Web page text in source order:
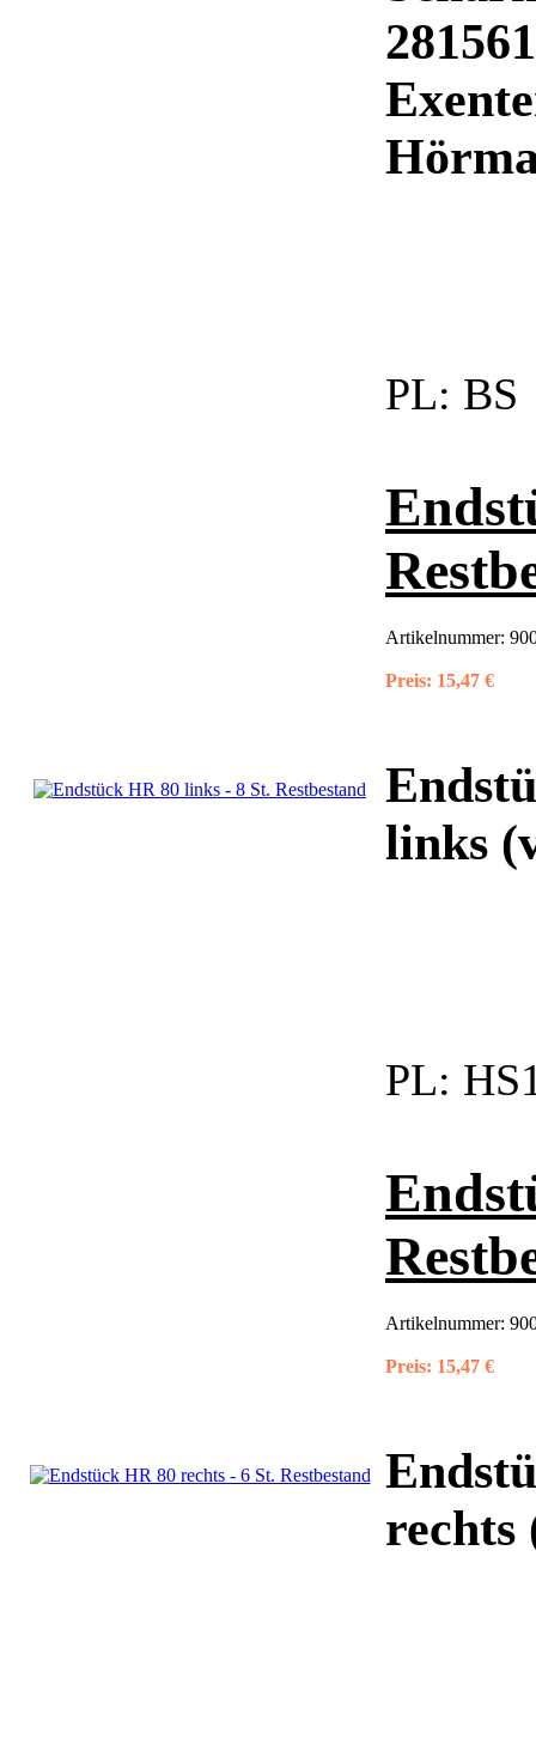
PL: BS
Artikelnummer:
Preis: 15,47 €
links
PL:
Artikelnummer:
Preis: 15,47 €
rechts